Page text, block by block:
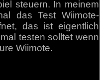
steuern. In meinem
das Test Wiimote-
das ist eigentlich
testen solltet wenn
Wiimote.